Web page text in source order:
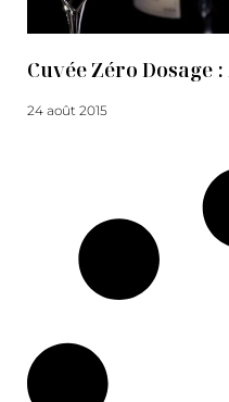
Cuvée Zéro Dosage
24 août 2015